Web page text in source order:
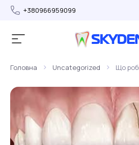
+380966959099
Головна > Uncategorized > Що